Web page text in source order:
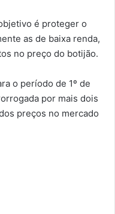
é proteger o
as de baixa renda,
no preço do botijão.
o período de 1º de
por mais dois
preços no mercado